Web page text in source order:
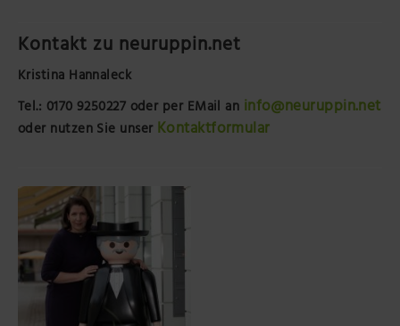
Kontakt zu neuruppin.net
Kristina Hannaleck
Tel.: 0170 9250227 oder per EMail an info@neuruppin.net
oder nutzen Sie unser Kontaktformular